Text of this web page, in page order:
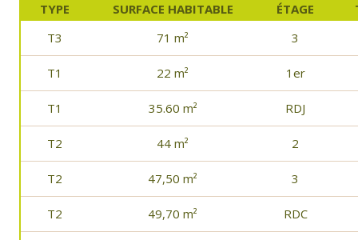
TYPE SURFACE HABITABLE ÉTAGE
T3
71 m² 3
T1 22 m² 1er
T1 35.60 m² RDJ
T2 44 m² 2
T2 47,50 m² 3
T2 49,70 m² RDC